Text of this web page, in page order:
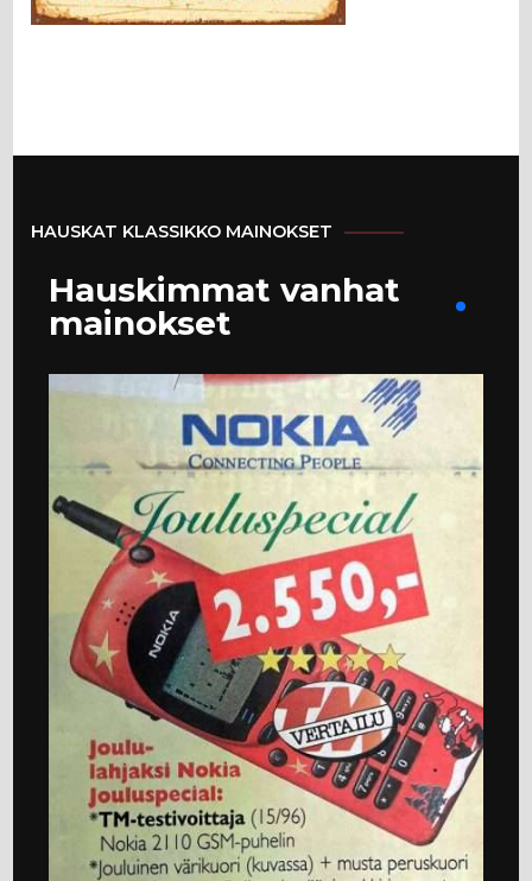
HAUSKAT KLASSIKKO MAINOKSET
Hauskimmat vanhat
mainokset